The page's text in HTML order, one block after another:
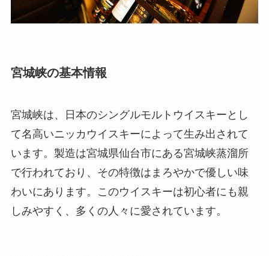
宮城峡の基本情報
宮城峡は、日本のシングルモルトウイスキーとし
て名高いニッカウイスキーによって生み出されて
います。製造は宮城県仙台市にある宮城峡蒸溜所
で行われており、その特徴はまろやかで優しい味
わいにあります。このウイスキーは初心者にも親
しみやすく、多くの人々に愛されています。